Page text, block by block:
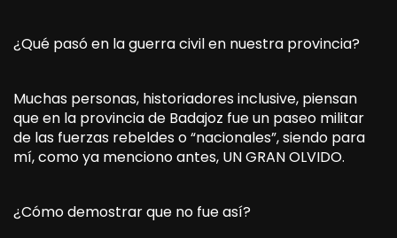
¿Qué pasó en la guerra civil en nuestra provincia?
Muchas personas, historiadores inclusive, piensan
que en la provincia de Badajoz fue un paseo militar
de las fuerzas rebeldes o “nacionales”, siendo para
mí, como ya menciono antes, UN GRAN OLVIDO.
¿Cómo demostrar que no fue así?